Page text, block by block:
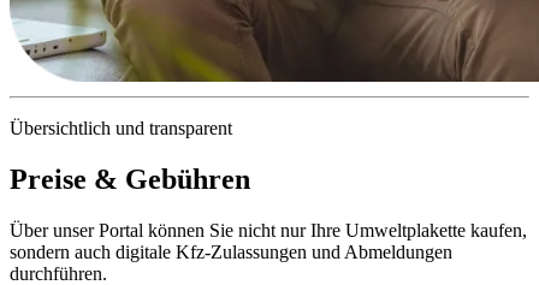
Übersichtlich und transparent
Preise & Gebühren
Über unser Portal können Sie nicht nur Ihre Umweltplakette kaufen,
sondern auch digitale Kfz-Zulassungen und Abmeldungen
durchführen.